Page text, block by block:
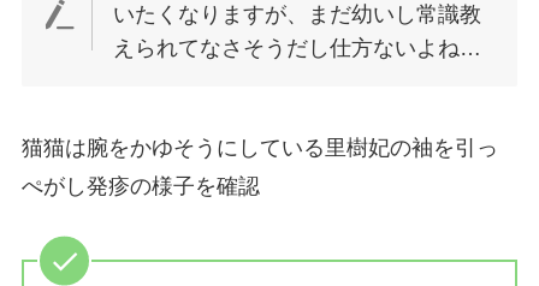
いたくなりますが、まだ幼いし常識教
えられてなさそうだし仕方ないよね…
猫猫は腕をかゆそうにしている里樹妃の袖を引っ
ぺがし発疹の様子を確認